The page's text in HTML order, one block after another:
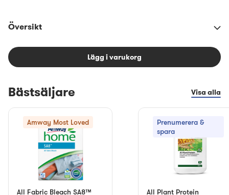
Översikt
Lägg i varukorg
Bästsäljare Visa alla
Amway Most Loved
All Fabric Bleach SA8™
Prenumerera &
spara
All Plant Protein